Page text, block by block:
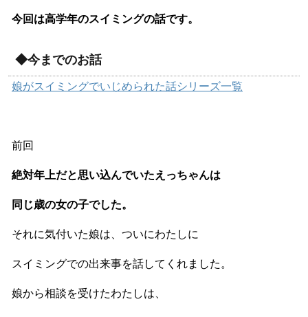
今回は高学年のスイミングの話です。
◆今までのお話
娘がスイミングでいじめられた話シリーズ一覧
前回
絶対年上だと思い込んでいたえっちゃんは
同じ歳の女の子でした。
それに気付いた娘は、ついにわたしに
スイミングでの出来事を話してくれました。
娘から相談を受けたわたしは、